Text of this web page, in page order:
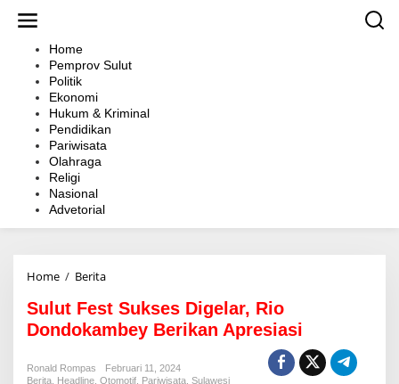
Home
Pemprov Sulut
Politik
Ekonomi
Hukum & Kriminal
Pendidikan
Pariwisata
Olahraga
Religi
Nasional
Advetorial
Home / Berita
l
u
t
e
Sulut Fest Sukses Digelar, Rio
Dondokambey Berikan Apresiasi
Ronald Rompas
Februari 11, 2024
Berita Headline Otomotif Pariwisata Sulawesi